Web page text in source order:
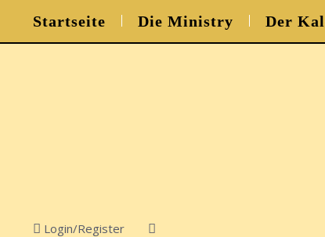
Startseite Die Ministry Der
Login/Register 